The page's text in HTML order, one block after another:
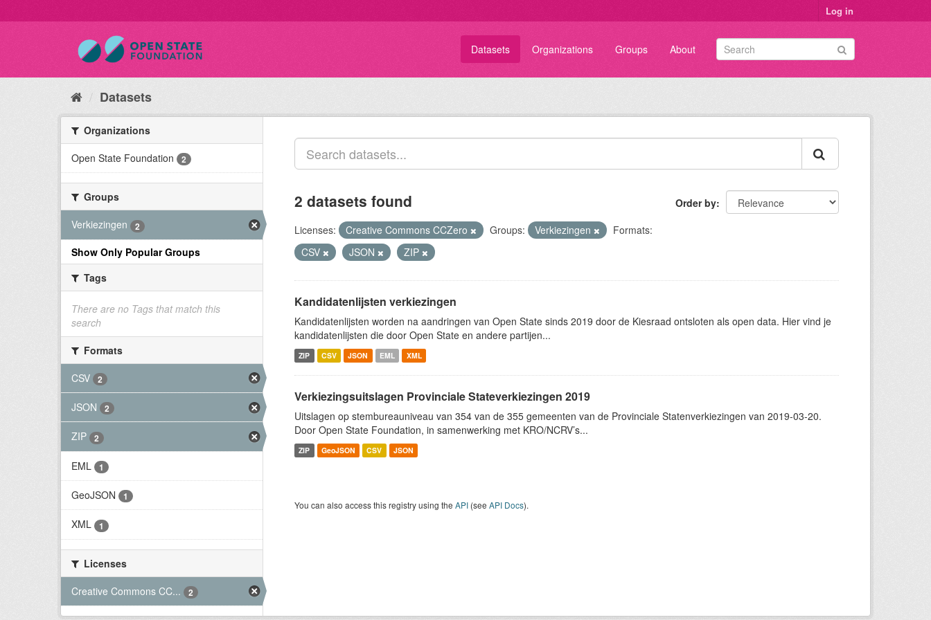
Log in
Datasets Organizations Groups About
Datasets
Organizations
Open State Foundation
2
Groups
Verkiezingen
2
Show Only Popular Groups
Tags
There are no Tags that match this
search
Formats
CSV
2
JSON 2
ZIP 2
EML 1
GeoJSON 1
XML 1
Licenses
Creative Commons CC...
2
Order by
2 datasets found
Licenses: Creative Commons CCZero Groups: Verkiezingen
Formats:
CSV
JSON ZIP
Kandidatenlijsten verkiezingen
Kandidatenlijsten worden na aandringen van Open State sinds 2019 door de Kiesraad ontsloten als open data. Hier vind je
kandidatenlijsten die door Open State en andere partijen...
ZIP CSV JSON EML XML
Verkiezingsuitslagen Provinciale Stateverkiezingen 2019
Uitslagen op stembureauniveau van 354 van de 355 gemeenten van de Provinciale Statenverkiezingen van 2019-03-20.
Door Open State Foundation, in samenwerking met KRO/NCRV’s...
ZIP GeoJSON CSV JSON
You can also access this registry using the API (see API Docs).